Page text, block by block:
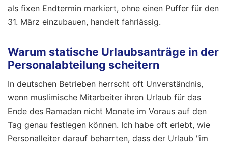
als fixen Endtermin markiert, ohne einen Puffer für den
31. März einzubauen, handelt fahrlässig.
Warum statische Urlaubsanträge in der
Personalabteilung scheitern
In deutschen Betrieben herrscht oft Unverständnis,
wenn muslimische Mitarbeiter ihren Urlaub für das
Ende des Ramadan nicht Monate im Voraus auf den
Tag genau festlegen können. Ich habe oft erlebt, wie
Personalleiter darauf beharrten, dass der Urlaub "im